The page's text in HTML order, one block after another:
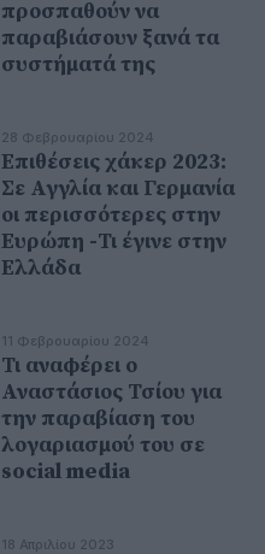
προσπαθούν να
παραβιάσουν ξανά τα
συστήματά της
28 Φεβρουαρίου 2024
Επιθέσεις χάκερ 2023:
Σε Αγγλία και Γερμανία
οι περισσότερες στην
Ευρώπη -Τι έγινε στην
Ελλάδα
11 Φεβρουαρίου 2024
Τι αναφέρει ο
Αναστάσιος Τσίου για
την παραβίαση του
λογαριασμού του σε
social media
18 Απριλίου 2023